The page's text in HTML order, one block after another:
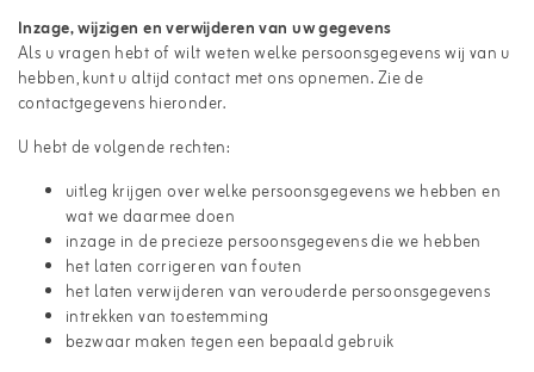
Inzage, wijzigen en verwijderen van uw gegevens
Als u vragen hebt of wilt weten welke persoonsgegevens wij van u
hebben, kunt u altijd contact met ons opnemen. Zie de
contactgegevens hieronder.
U hebt de volgende rechten:
uitleg krijgen over welke persoonsgegevens we hebben en
wat we daarmee doen
inzage in de precieze persoonsgegevens die we hebben
het laten corrigeren van fouten
het laten verwijderen van verouderde persoonsgegevens
intrekken van toestemming
bezwaar maken tegen een bepaald gebruik